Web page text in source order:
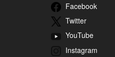
Facebook
Twitter
YouTube
Instagram